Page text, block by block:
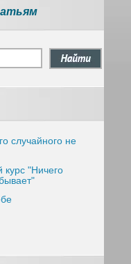
случайного не
курс "Ничего